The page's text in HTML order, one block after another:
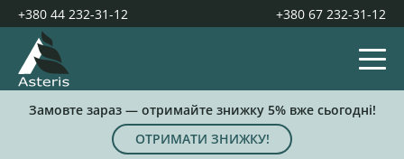
+380 44 232-31-12 +380 67 232-31-12
Замовте зараз — отримайте знижку 5% вже сьогодні!
ОТРИМАТИ ЗНИЖКУ!